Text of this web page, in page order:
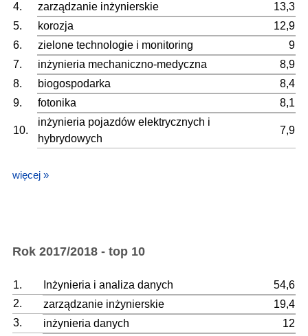
4.
zarządzanie inżynierskie
13,3
5.
korozja
12,9
6.
zielone technologie i monitoring
9
7.
inżynieria mechaniczno-medyczna
8,9
8.
biogospodarka
8,4
9.
fotonika 8,1
10.
inżynieria pojazdów elektrycznych i
hybrydowych
7,9
więcej »
Rok 2017/2018 - top 10
1. Inżynieria i analiza danych
54,6
2.
zarządzanie inżynierskie
19,4
3.
inżynieria danych 12